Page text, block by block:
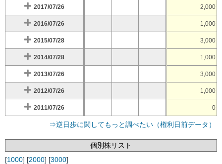
2017/07/26 2,000
2016/07/26 1,000
2015/07/28 3,000
2014/07/28 1,000
2013/07/26 3,000
2012/07/26 1,000
2011/07/26 0
⇒逆日歩に関してもっと調べたい（権利日前データ）
個別株リスト
[1000] [2000] [3000]